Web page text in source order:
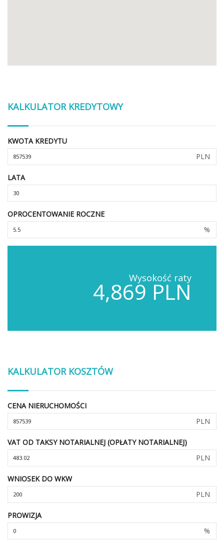
KALKULATOR KREDYTOWY
KWOTA KREDYTU
PLN
LATA
OPROCENTOWANIE ROCZNE
%
Wysokość raty
4,869 PLN
KALKULATOR KOSZTÓW
CENA NIERUCHOMOŚCI
PLN
VAT OD TAKSY NOTARIALNEJ (OPŁATY NOTARIALNEJ)
PLN
WNIOSEK DO WKW
PLN
PROWIZJA
%